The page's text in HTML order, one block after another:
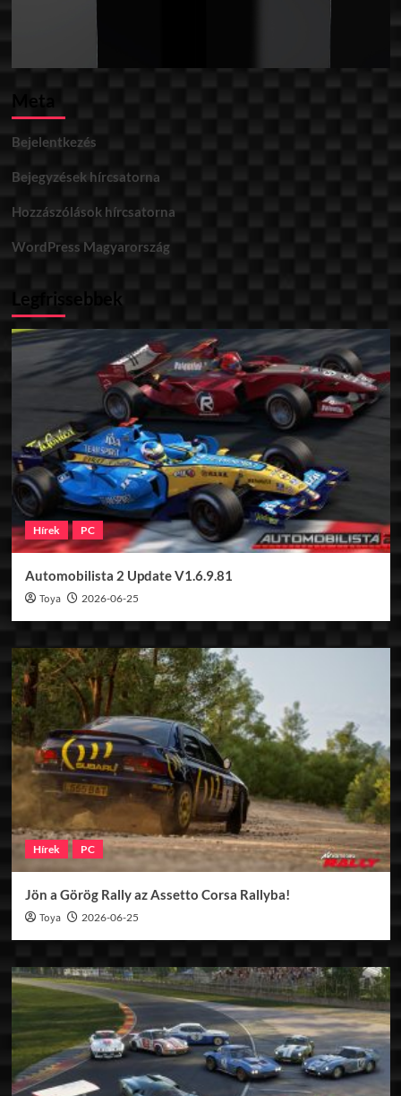
Meta
Bejelentkezés
Bejegyzések hírcsatorna
Hozzászólások hírcsatorna
WordPress Magyarország
Legfrissebbek
Hírek PC
Automobilista 2 Update V1.6.9.81
Toya 2026-06-25
Hírek PC
Jön a Görög Rally az Assetto Corsa Rallyba!
Toya 2026-06-25